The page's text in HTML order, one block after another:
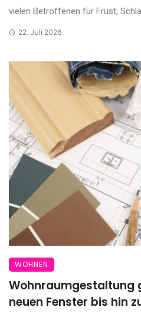
vielen Betroffenen für Frust,
22. Juli 2026
WOHNEN
Wohnraumgestaltung
neuen Fenster bis hin